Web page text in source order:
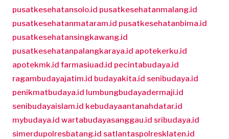
pusatkesehatansolo.id pusatkesehatanmalang.id
pusatkesehatanmataram.id pusatkesehatanbima.id
pusatkesehatansingkawang.id
pusatkesehatanpalangkaraya.id apotekerku.id
apotekmk.id farmasiuad.id pecintabudaya.id
ragambudayajatim.id budayakita.id senibudaya.id
penikmatbudaya.id lumbungbudayadermaji.id
senibudayaislam.id kebudayaantanahdatar.id
mybudaya.id wartabudayasanggau.id sribudaya.id
simerdupolresbatang.id satlantaspolresklaten.id